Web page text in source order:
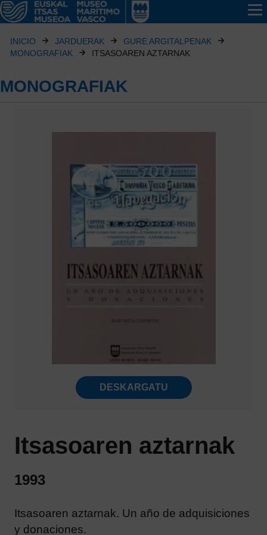
INICIO JARDUERAK
GURE ARGITALPENAK
MONOGRAFIAK
ITSASOAREN AZTARNAK
MONOGRAFIAK
DESKARGATU
Itsasoaren aztarnak
1993
Itsasoaren aztarnak. Un año de adquisiciones
y donaciones.